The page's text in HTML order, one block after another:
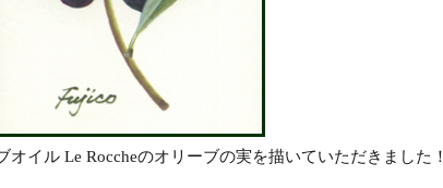
イル Le Roccheのオリーブの実を描いていただきました！